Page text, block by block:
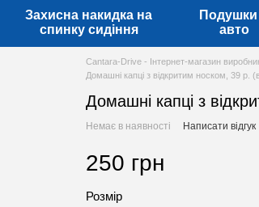
Захисна накидка на
спинку сидіння
авто
Cantara-Drive - Інтернет-магазин
Домашні капці з відкритим носком, 39 р.
Домашні капці з
Немає в наявності Написати відгук
250 грн
Розмір